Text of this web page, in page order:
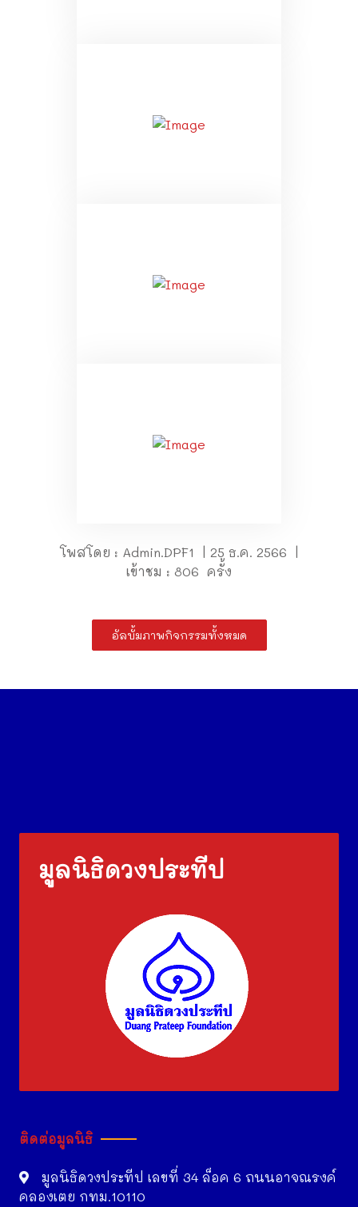
โพสโดย : Admin.DPF1 | 25 ธ.ค. 2566 |
เข้าชม : 806 ครั้ง
อัลบั้มภาพกิจกรรมทั้งหมด
มูลนิธิดวงประทีป
ติดต่อมูลนิธิ
มูลนิธิดวงประทีป เลขที่ 34 ล็อค 6 ถนนอาจณรงค์
คลองเตย กทม.10110